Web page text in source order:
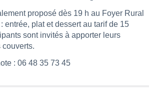
proposé dès 19 h au Foyer Rural
entrée, plat et dessert au tarif de 15
sont invités à apporter leurs
couverts.
: 06 48 35 73 45